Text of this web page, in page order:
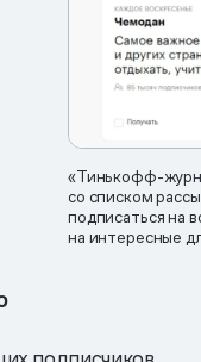
«Тинькофф-
со списком
подписаться на
на интересные